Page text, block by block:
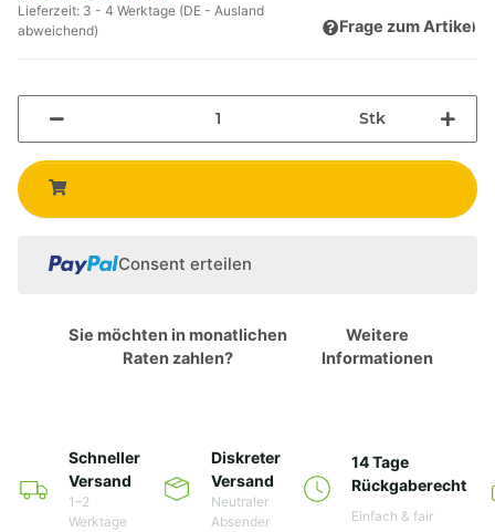
Lieferzeit: 3 - 4 Werktage (DE - Ausland
abweichend)
Frage zum Artikel
Stk
Consent erteilen
Sie möchten in monatlichen
Raten zahlen?
Weitere
Informationen
Schneller
Versand
1–2
Werktage
Diskreter
Versand
Neutraler
Absender
14 Tage
Rückgaberecht
Einfach & fair